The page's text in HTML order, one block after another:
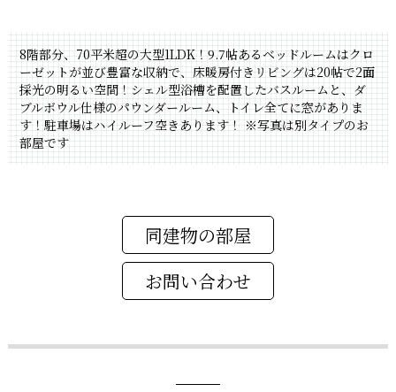
8階部分、70平米超の大型1LDK！9.7帖あるベッドルームはクロ
ーゼットが並び豊富な収納で、床暖房付きリビングは20帖で2面
採光の明るい空間！シェル型浴槽を配置したバスルームと、ダ
ブルボウル仕様のパウンダールーム、トイレ全てに窓がありま
す！駐車場はハイルーフ空きあります！ ※写真は別タイプのお
部屋です
同建物の部屋